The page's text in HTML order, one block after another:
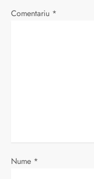
e
Comentariu *
Nume *